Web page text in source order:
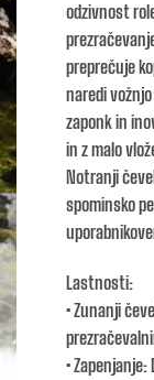
odzivnost
preprečuje
naredi
zaponk in
in z malo
Notranji
spominsko
Lastnosti:
• Zunanji
•